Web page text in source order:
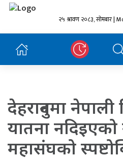
२५ श्रावण २०८३, सोमबार |
देहरादुनमा नेपाली
यातना
महासंघको